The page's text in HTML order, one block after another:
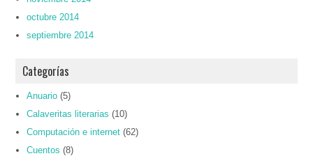
octubre 2014
septiembre 2014
Categorías
Anuario (5)
Calaveritas literarias (10)
Computación e internet (62)
Cuentos (8)